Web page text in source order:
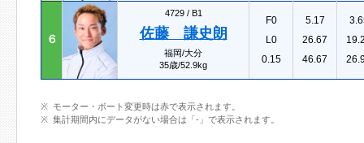
６
4729 / B1
佐藤 謙史朗
福岡/大分
35歳/52.9kg
F0
L0
0.15
5.17
26.67
46.67
モーター・ボート変更時は赤で表示されます。
集計期間内にデータがない場合は「-」で表示されます。